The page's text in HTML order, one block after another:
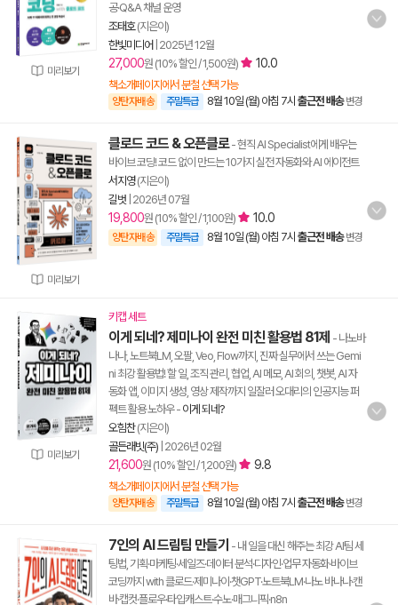
미리보기
공·Q&A 채널 운영
조태호(지은이)
한빛미디어 2025년 12월
27,000원 (10% 할인 / 1,500원) 10.0
책소개페이지에서 분철 선택 가능
양탄자배송 주말특급 8월 10일 (월) 아침 7시 출근전 배송 변경
미리보기
클로드 코드 & 오픈클로- 현직 AI Specialist에게 배우는
바이브 코딩! 코드 없이 만드는 10가지 실전 자동화와 AI 에이전트
서지영(지은이)
길벗 2026년 07월
19,800원 (10% 할인 / 1,100원) 10.0
양탄자배송 주말특급 8월 10일 (월) 아침 7시 출근전 배송 변경
미리보기
키캡 세트
이게 되네? 제미나이 완전 미친 활용법 81제 - 나노바
나나, 노트북LM, 오팔, Veo, Flow까지, 진짜 실무에서 쓰는 Gemi
ni 최강 활용법! 할 일, 조직 관리, 협업, AI 메모, AI 회의, 챗봇, AI 자
동화 앱, 이미지 생성, 영상 제작까지 일잘러 오대리의 인공지능 퍼
펙트 활용 노하우- 이게 되네?
오힘찬(지은이)
골든래빗(주) 2026년 02월
21,600원 (10% 할인 / 1,200원) 9.8
책소개페이지에서 분철 선택 가능
양탄자배송 주말특급 8월 10일 (월) 아침 7시 출근전 배송 변경
7인의 AI 드림팀 만들기 - 내 일을 대신 해주는 최강 AI팀 세
팅법, 기획·마케팅·세일즈·데이터 분석·디자인·업무 자동화·바이브
코딩까지 with 클로드·제미나이·챗GPT·노트북LM·나노 바나나·캔
바·캡컷·플로우·타입캐스트·수노·매그니픽·n8n